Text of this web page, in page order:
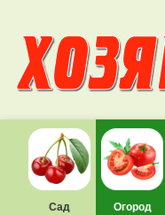
Сад Огород